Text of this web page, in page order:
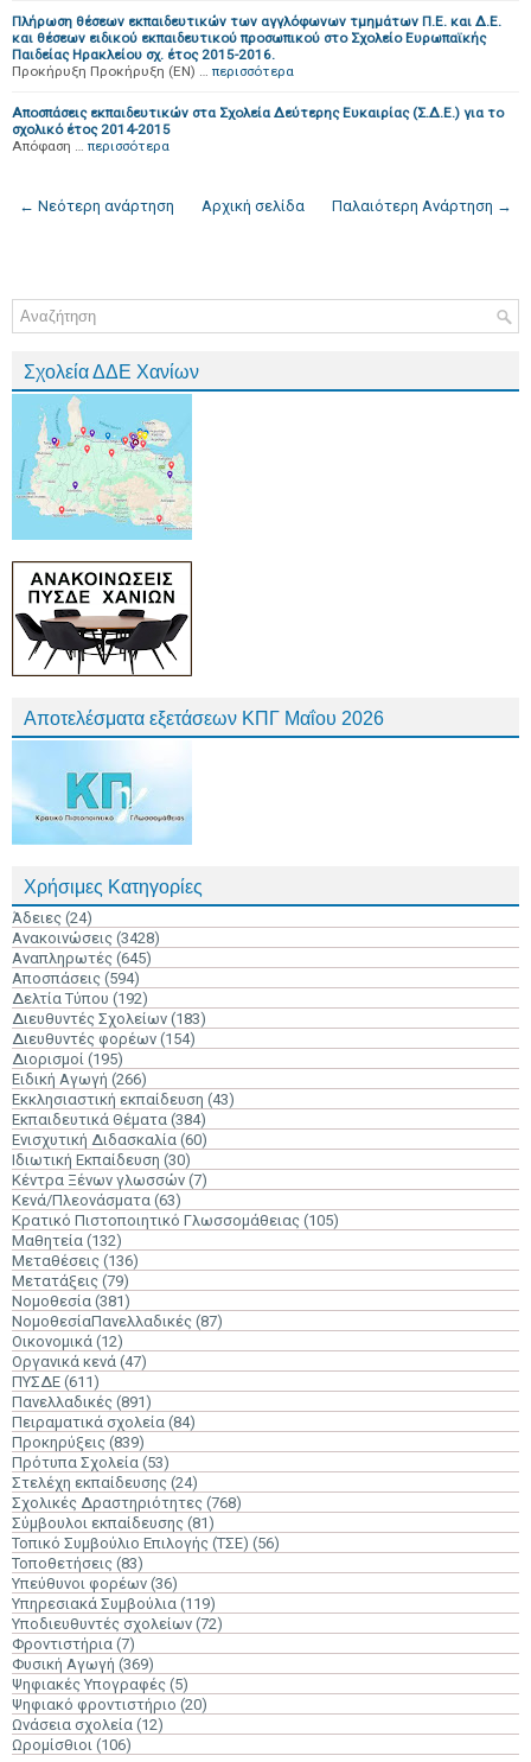
Πλήρωση θέσεων εκπαιδευτικών των αγγλόφωνων τμημάτων Π.Ε. και Δ.Ε.
και θέσεων ειδικού εκπαιδευτικού προσωπικού στο Σχολείο Ευρωπαϊκής
Παιδείας Ηρακλείου σχ. έτος 2015-2016.
Προκήρυξη Προκήρυξη (EN) … περισσότερα
Αποσπάσεις εκπαιδευτικών στα Σχολεία Δεύτερης Ευκαιρίας (Σ.Δ.Ε.) για το
σχολικό έτος 2014-2015
Απόφαση … περισσότερα
← Νεότερη ανάρτηση Παλαιότερη Ανάρτηση →
Αρχική σελίδα
Σχολεία ΔΔΕ Χανίων
Αποτελέσματα εξετάσεων ΚΠΓ Μαΐου 2026
Χρήσιμες Κατηγορίες
Άδειες (24)
Ανακοινώσεις (3428)
Αναπληρωτές (645)
Αποσπάσεις (594)
Δελτία Τύπου (192)
Διευθυντές Σχολείων (183)
Διευθυντές φορέων (154)
Διορισμοί (195)
Ειδική Αγωγή (266)
Εκκλησιαστική εκπαίδευση (43)
Εκπαιδευτικά Θέματα (384)
Ενισχυτική Διδασκαλία (60)
Ιδιωτική Εκπαίδευση (30)
Κέντρα Ξένων γλωσσών (7)
Κενά/Πλεονάσματα (63)
Κρατικό Πιστοποιητικό Γλωσσομάθειας (105)
Μαθητεία (132)
Μεταθέσεις (136)
Μετατάξεις (79)
Νομοθεσία (381)
ΝομοθεσίαΠανελλαδικές (87)
Οικονομικά (12)
Οργανικά κενά (47)
ΠΥΣΔΕ (611)
Πανελλαδικές (891)
Πειραματικά σχολεία (84)
Προκηρύξεις (839)
Πρότυπα Σχολεία (53)
Στελέχη εκπαίδευσης (24)
Σχολικές Δραστηριότητες (768)
Σύμβουλοι εκπαίδευσης (81)
Τοπικό Συμβούλιο Επιλογής (ΤΣΕ) (56)
Τοποθετήσεις (83)
Υπεύθυνοι φορέων (36)
Υπηρεσιακά Συμβούλια (119)
Υποδιευθυντές σχολείων (72)
Φροντιστήρια (7)
Φυσική Αγωγή (369)
Ψηφιακές Υπογραφές (5)
Ψηφιακό φροντιστήριο (20)
Ωνάσεια σχολεία (12)
Ωρομίσθιοι (106)